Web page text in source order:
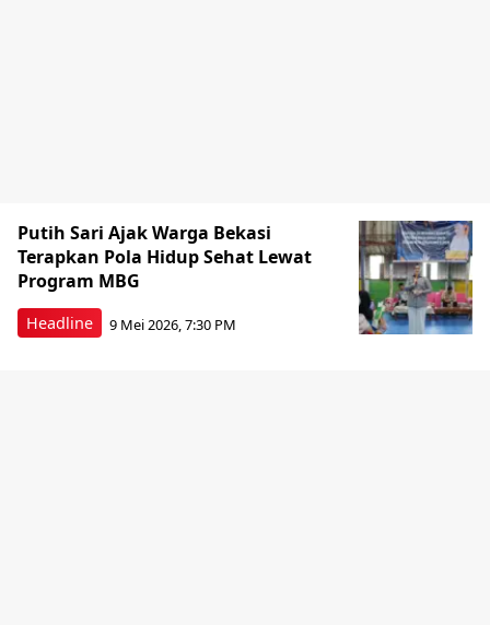
Headline
Putih Sari Ajak Warga Bekasi
Terapkan Pola Hidup Sehat Lewat
Program MBG
9 Mei 2026, 7:30 PM